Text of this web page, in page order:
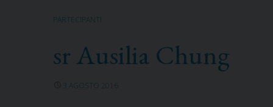
PARTECIPANTI
sr Ausilia Chung
3 AGOSTO 2016